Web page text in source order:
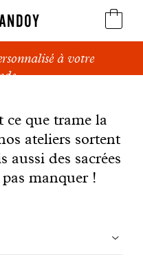
à votre
que trame la
ateliers sortent
aussi des sacrées
manquer !